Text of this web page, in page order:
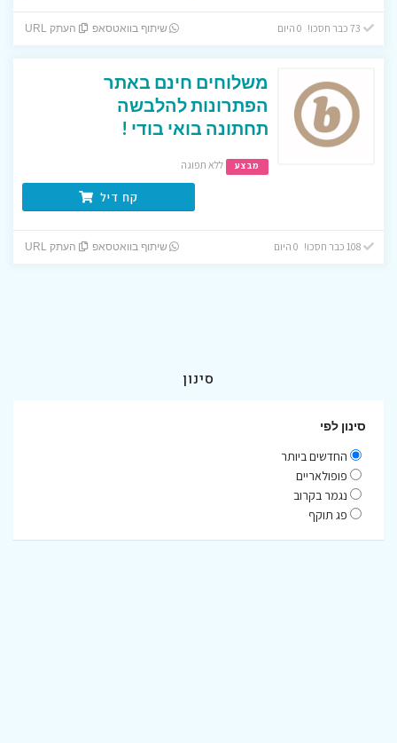
שיתוף בוואטסאפ העתק URL
משלוחים חינם באתר
הפתרונות להלבשה
תחתונה בואי בודי !
מבצע ללא תפוגה
קח דיל
108 כבר חסכו! 0 היום שיתוף בוואטסאפ העתק URL
סינון
סינון לפי
החדשים ביותר
פופולאריים
נגמר בקרוב
פג תוקף